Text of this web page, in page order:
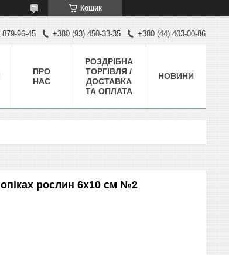
Кошик
96-45 +380 (93) 450-33-35 +380 (44) 403-00-86
ПРО
НАС
РОЗДРІБНА
ТОРГІВЛЯ /
ДОСТАВКА
ТА ОПЛАТА
НОВИНИ
рослин 6х10 см №2